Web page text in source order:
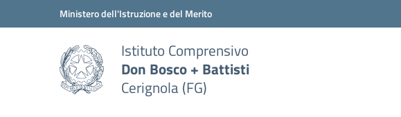
Vai ai contenuti
Vai al menu di navigazioneMinistero dell'Istruzione e del Merito
Istituto Comprensivo
Don Bosco + Battisti
Cerignola (FG)